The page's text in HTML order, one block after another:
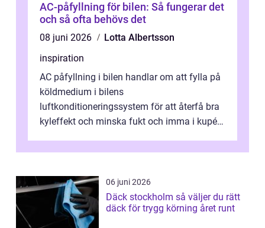
AC-påfyllning för bilen: Så fungerar det
och så ofta behövs det
08 juni 2026
Lotta Albertsson
inspiration
AC påfyllning i bilen handlar om att fylla på
köldmedium i bilens
luftkonditioneringssystem för att återfå bra
kyleffekt och minska fukt och imma i kupén.
06 juni 2026
Däck stockholm så väljer du rätt
däck för trygg körning året runt